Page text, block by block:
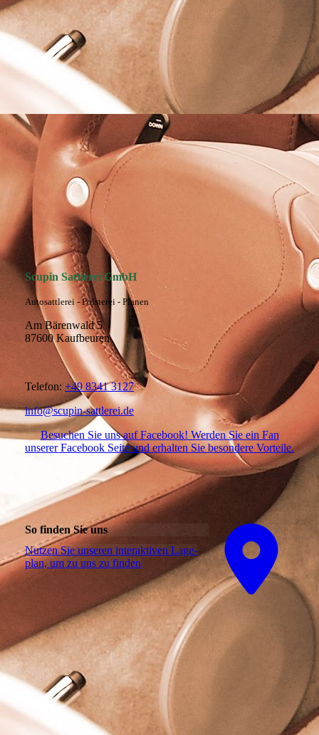
Excalibur Rücksitzanlage Verdeckhülle
Scupin Sattlerei GmbH
Autosattlerei - Polsterei - Planen
Am Bärenwald 5
87600 Kaufbeuren
Telefon: +49 8341 3127
info@scupin-sattlerei.de
Besuchen Sie uns auf Facebook! Werden Sie ein Fan
unserer Facebook Seite und erhalten Sie besondere Vorteile.
So finden Sie uns
Nutzen Sie unseren interaktiven La­ge­
plan, um zu uns zu finden